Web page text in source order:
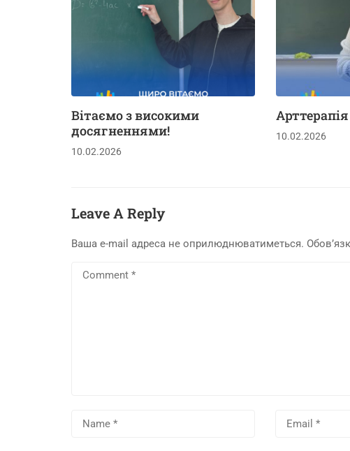
Вітаємо з високими
досягненнями!
10.02.2026
Арттерапія
10.02.2026
Leave A Reply
Ваша e-mail адреса не оприлюднюватиметься.